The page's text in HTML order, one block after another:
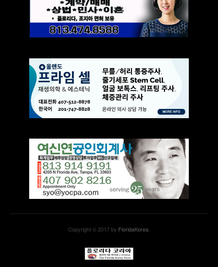
Copyright © 2017 by FloridaKorea